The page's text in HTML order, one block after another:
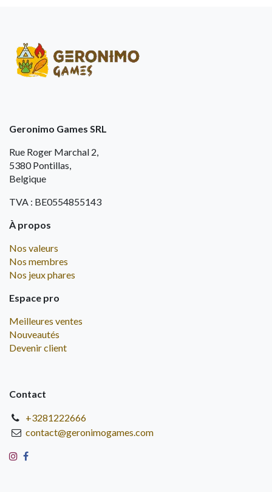
Geronimo Games SRL
Rue Roger Marchal 2,
5380 Pontillas,
Belgique
TVA : BE0554855143
À propos
Nos valeurs
Nos membres
Nos jeux phares
Espace pro
Meilleures ventes
Nouveautés
Devenir client
Contact
+3281222666
contact@geronimogames.com